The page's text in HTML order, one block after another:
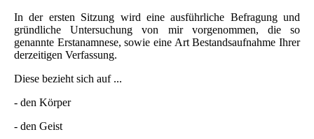
In der ersten Sitzung wird eine ausführliche Befragung und
gründliche Untersuchung von mir vorgenommen, die so
genannte Erstanamnese, sowie eine Art Bestandsaufnahme Ihrer
derzeitigen Verfassung.
Diese bezieht sich auf ...
- den Körper
- den Geist